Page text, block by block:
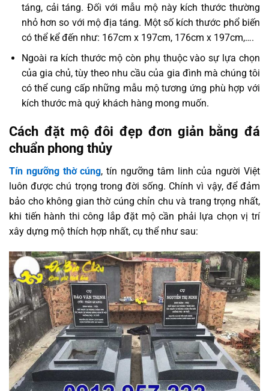
táng, cải táng. Đối với mẫu mộ này kích thước thường
nhỏ hơn so với mộ địa táng. Một số kích thước phổ biến
có thể kể đến như: 167cm x 197cm, 176cm x 197cm,….
Ngoài ra kích thước mộ còn phụ thuộc vào sự lựa chọn
của gia chủ, tùy theo nhu cầu của gia đình mà chúng tôi
có thể cung cấp những mẫu mộ tương ứng phù hợp với
kích thước mà quý khách hàng mong muốn.
Cách đặt mộ đôi đẹp đơn giản bằng đá
chuẩn phong thủy
Tín ngưỡng thờ cúng, tín ngưỡng tâm linh của người Việt
luôn được chú trọng trong đời sống. Chính vì vậy, để đảm
bảo cho không gian thờ cúng chỉn chu và trang trọng nhất,
khi tiến hành thi công lắp đặt mộ cần phải lựa chọn vị trí
xây dựng mộ thích hợp nhất, cụ thể như sau: